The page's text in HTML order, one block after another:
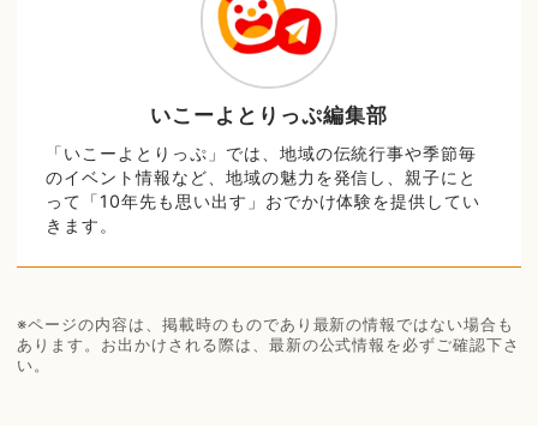
いこーよとりっぷ編集部
「いこーよとりっぷ」では、地域の伝統行事や季節毎
のイベント情報など、地域の魅力を発信し、親子にと
って「10年先も思い出す」おでかけ体験を提供してい
きます。
※ページの内容は、掲載時のものであり最新の情報ではない場合も
あります。お出かけされる際は、最新の公式情報を必ずご確認下さ
い。